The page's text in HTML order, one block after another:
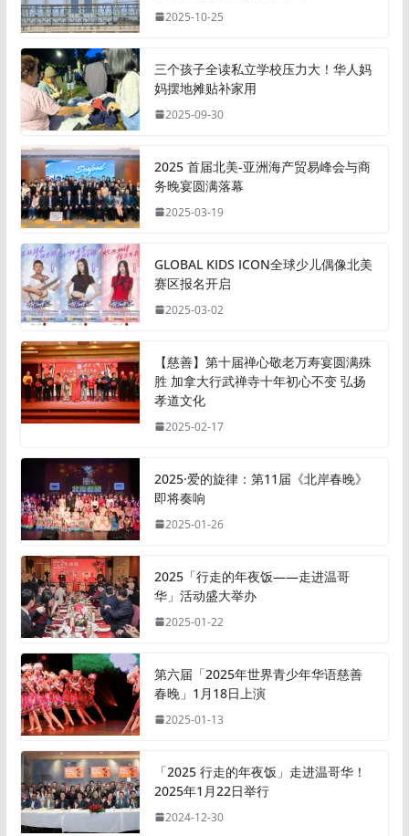
2025-10-25
三个孩子全读私立学校压力大！华人妈
妈摆地摊贴补家用
2025-09-30
2025 首届北美-亚洲海产贸易峰会与商
务晚宴圆满落幕
2025-03-19
GLOBAL KIDS ICON全球少儿偶像北美
赛区报名开启
2025-03-02
【慈善】第十届禅心敬老万寿宴圆满殊
胜 加拿大行武禅寺十年初心不变 弘扬
孝道文化
2025-02-17
2025·爱的旋律：第11届《北岸春晚》
即将奏响
2025-01-26
2025「行走的年夜饭——走进温哥
华」活动盛大举办
2025-01-22
第六届「2025年世界青少年华语慈善
春晚」1月18日上演
2025-01-13
「2025 行走的年夜饭」走进温哥华！
2025年1月22日举行
2024-12-30